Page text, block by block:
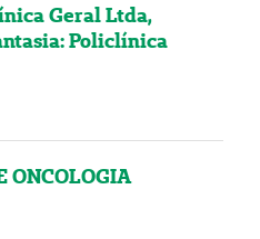
Geral Ltda,
Policlínica
ONCOLOGIA